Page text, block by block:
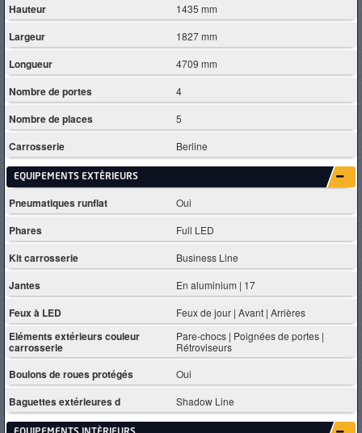
Hauteur 1435 mm
Largeur 1827 mm
Longueur 4709 mm
Nombre de portes 4
Nombre de places 5
Carrosserie Berline
EQUIPEMENTS EXTÈRIEURS
Pneumatiques runflat Oui
Phares Full LED
Kit carrosserie Business Line
Jantes En aluminium | 17
Feux à LED Feux de jour | Avant | Arrières
Eléments extérieurs couleur
carrosserie
Pare-chocs | Poignées de portes |
Rétroviseurs
Boulons de roues protégés Oui
Baguettes extérieures d Shadow Line